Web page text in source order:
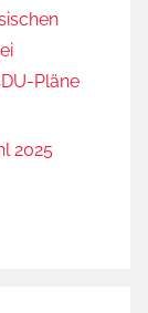
Pläne
2025